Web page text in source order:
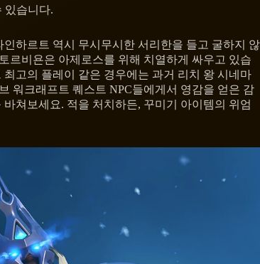
있습니다.
하르트 역시 무시무시한 서리한을 들고 굴하지 않
르비욘은 아제로스를 위해 치열하게 싸우고 있습
고의 플레이 같은 경우에는 과거 리치 왕 시네마
워크래프트 퀘스트 NPC들에게서 영감을 얻은 감
쳐보세요. 적을 처치하든, 꾸미기 아이템의 위엄